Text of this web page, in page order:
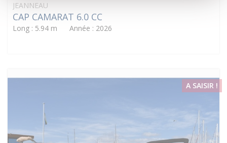
JEANNEAU
CAP CAMARAT 6.0 CC
Long : 5.94 m Année : 2026
A SAISIR !